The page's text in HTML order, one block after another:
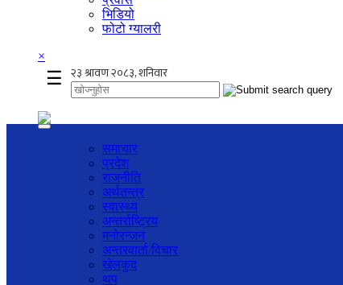
भिडियो
फोटो ग्यालरी
×
☰
समाचार
प्रदेश
राजनीति
अर्थतन्त्र
स्वास्थ्य
अन्तर्राष्ट्रिय
मनोरन्जन
अन्तरवार्ता/विचार
खेलकुद
थप